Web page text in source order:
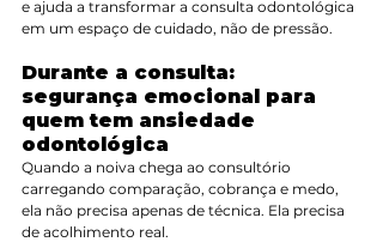
e ajuda a transformar a consulta odontológica
em um espaço de cuidado, não de pressão.
Durante a consulta:
segurança emocional para
quem tem ansiedade
odontológica
Quando a noiva chega ao consultório
carregando comparação, cobrança e medo,
ela não precisa apenas de técnica. Ela precisa
de acolhimento real.